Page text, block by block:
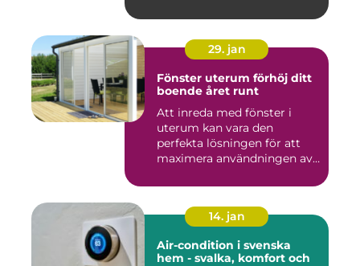
29. jan
Fönster uterum förhöj ditt
boende året runt
Att inreda med fönster i
uterum kan vara den
perfekta lösningen för att
maximera användningen av
14. jan
Air-condition i svenska
hem - svalka, komfort och